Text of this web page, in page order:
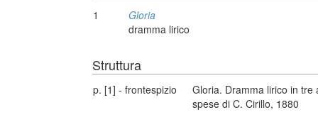
1
Gloria
dramma lirico
Struttura
p. [1] - frontespizio
Gloria. Dramma lirico in tre
spese di C. Cirillo, 1880